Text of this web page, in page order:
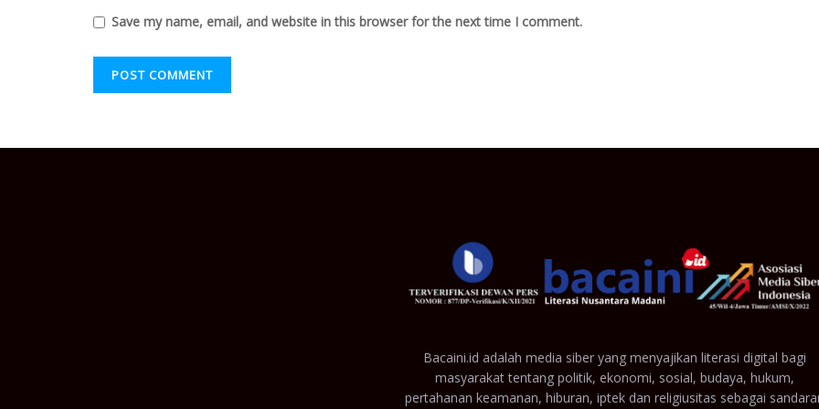
Save my name, email, and website in this browser for the next time I comment.
Bacaini.id adalah media siber yang menyajikan literasi digital bagi
masyarakat tentang politik, ekonomi, sosial, budaya, hukum,
pertahanan keamanan, hiburan, iptek dan religiusitas sebagai